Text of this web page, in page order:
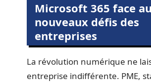
Microsoft 365 face
nouveaux défis des
entreprises
La révolution numérique ne
entreprise indifférente. PME,